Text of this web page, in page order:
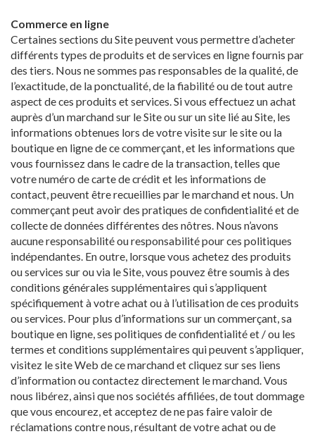
Commerce en ligne
Certaines sections du Site peuvent vous permettre d’acheter
différents types de produits et de services en ligne fournis par
des tiers. Nous ne sommes pas responsables de la qualité, de
l’exactitude, de la ponctualité, de la fiabilité ou de tout autre
aspect de ces produits et services. Si vous effectuez un achat
auprès d’un marchand sur le Site ou sur un site lié au Site, les
informations obtenues lors de votre visite sur le site ou la
boutique en ligne de ce commerçant, et les informations que
vous fournissez dans le cadre de la transaction, telles que
votre numéro de carte de crédit et les informations de
contact, peuvent être recueillies par le marchand et nous. Un
commerçant peut avoir des pratiques de confidentialité et de
collecte de données différentes des nôtres. Nous n’avons
aucune responsabilité ou responsabilité pour ces politiques
indépendantes. En outre, lorsque vous achetez des produits
ou services sur ou via le Site, vous pouvez être soumis à des
conditions générales supplémentaires qui s’appliquent
spécifiquement à votre achat ou à l’utilisation de ces produits
ou services. Pour plus d’informations sur un commerçant, sa
boutique en ligne, ses politiques de confidentialité et / ou les
termes et conditions supplémentaires qui peuvent s’appliquer,
visitez le site Web de ce marchand et cliquez sur ses liens
d’information ou contactez directement le marchand. Vous
nous libérez, ainsi que nos sociétés affiliées, de tout dommage
que vous encourez, et acceptez de ne pas faire valoir de
réclamations contre nous, résultant de votre achat ou de